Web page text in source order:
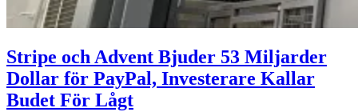
Stripe och Advent Bjuder 53 Miljarder
Dollar för PayPal, Investerare Kallar
Budet För Lågt